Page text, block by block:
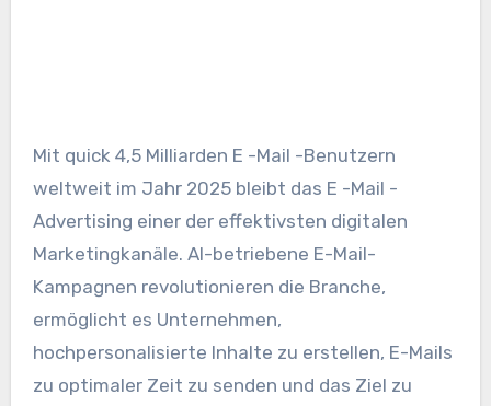
Mit quick 4,5 Milliarden E -Mail -Benutzern
weltweit im Jahr 2025 bleibt das E -Mail -
Advertising einer der effektivsten digitalen
Marketingkanäle. AI-betriebene E-Mail-
Kampagnen revolutionieren die Branche,
ermöglicht es Unternehmen,
hochpersonalisierte Inhalte zu erstellen, E-Mails
zu optimaler Zeit zu senden und das Ziel zu